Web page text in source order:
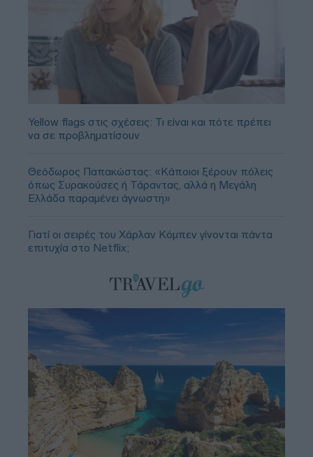
Yellow flags στις σχέσεις: Τι είναι και πότε πρέπει
να σε προβληματίσουν
Θεόδωρος Παπακώστας: «Κάποιοι ξέρουν πόλεις
όπως Συρακούσες ή Τάραντας, αλλά η Μεγάλη
Ελλάδα παραμένει άγνωστη»
Γιατί οι σειρές του Χάρλαν Κόμπεν γίνονται πάντα
επιτυχία στο Netflix;